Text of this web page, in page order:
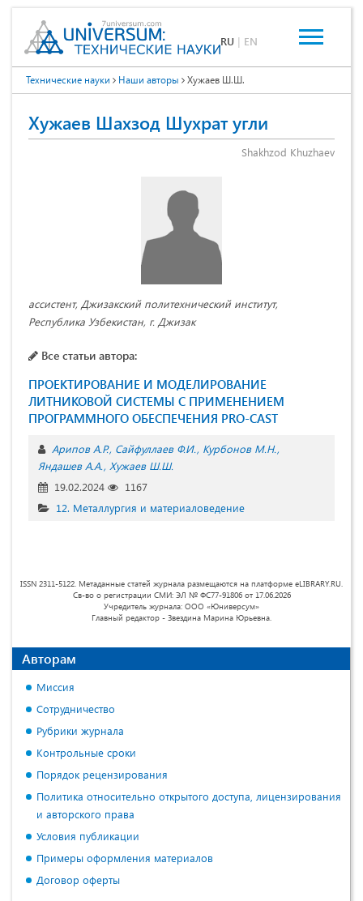
RU | EN
Технические науки Наши авторы Хужаев Ш.Ш.
Хужаев Шахзод Шухрат угли
Shakhzod Khuzhaev
ассистент, Джизакский политехнический институт,
Республика Узбекистан, г. Джизак
Все статьи автора:
ПРОЕКТИРОВАНИЕ И МОДЕЛИРОВАНИЕ
ЛИТНИКОВОЙ СИСТЕМЫ С ПРИМЕНЕНИЕМ
ПРОГРАММНОГО ОБЕСПЕЧЕНИЯ PRO-CAST
Арипов А.Р. Сайфуллаев Ф.И. Курбонов М.Н.
Яндашев А.А. Хужаев Ш.Ш.
19.02.2024
1167
12. Металлургия и материаловедение
ISSN 2311-5122. Метаданные статей журнала размещаются на платформе eLIBRARY.RU.
Св-во о регистрации СМИ: ЭЛ № ФС77-91806 от 17.06.2026
Учредитель журнала: ООО «Юниверсум»
Главный редактор - Звездина Марина Юрьевна.
Авторам
Миссия
Сотрудничество
Рубрики журнала
Контрольные сроки
Порядок рецензирования
Политика относительно открытого доступа, лицензирования
и авторского права
Условия публикации
Примеры оформления материалов
Договор оферты